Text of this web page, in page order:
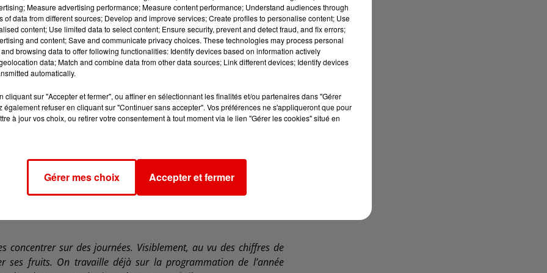
de dire où on allait finir. Les courbes ne mentaient pas. Mais
fois, on part très fort et on s’écroule à la fin. D’autres fois, on
Depuis 2022, je n’arrive plus à lire nos courbes de billetterie",
les amateurs de pop, de rap, d’électro ou de rock, les
se cache une nouvelle stratégie de construction des
et cohabite plutôt bien. En revanche, d’un point de vue musical,
un style précis. C’est un effet de société aujourd’hui "
organisateurs ont choisi de conserver la diversité des
concentrer sur des journées. Visiblement, au vu des chiffres de
ses fruits. On travaille déjà sur la programmation de l’année
Measure advertising performance; Measure content performance; Understand audiences through
of data from different sources; Develop and improve services; Create profiles to personalise content; Use
content; Use limited data to select content; Ensure security, prevent and detect fraud, and fix errors;
and content; Save and communicate privacy choices. These technologies may process personal
browsing data to offer following functionalities: Identify devices based on information actively
data; Match and combine data from other data sources; Link different devices; Identify devices
automatically.
cliquant sur "Accepter et fermer", ou affiner en sélectionnant les finalités et/ou partenaires dans "Gérer
également refuser en cliquant sur "Continuer sans accepter". Vos préférences ne s'appliqueront que pour
à jour vos choix, ou retirer votre consentement à tout moment via le lien "Gérer les cookies" situé en
Gérer mes choix Accepter et fermer